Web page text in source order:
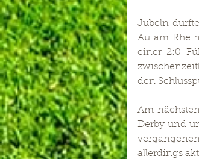
Jubeln
Au am
einer 2:0
den
Am
Derby und
allerdings